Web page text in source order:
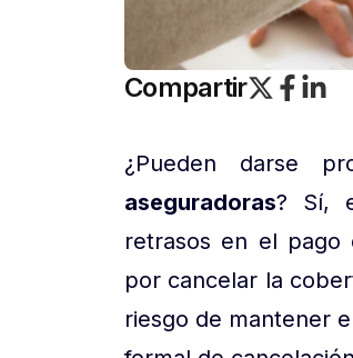
Compartir
¿Pueden darse
aseguradoras? Sí,
retrasos en el pago
por cancelar la
riesgo de mantener